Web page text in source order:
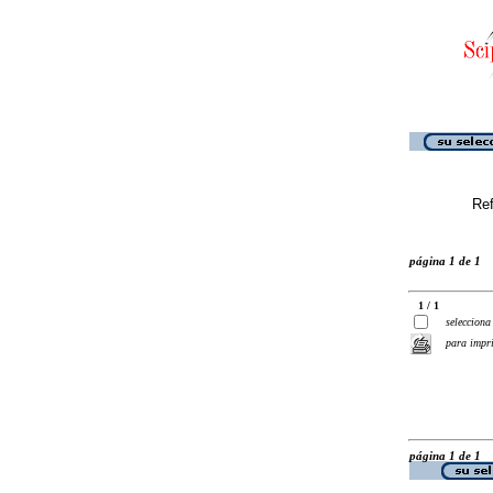
página 1 de 1
1 / 1
selecciona
para
página 1 de 1